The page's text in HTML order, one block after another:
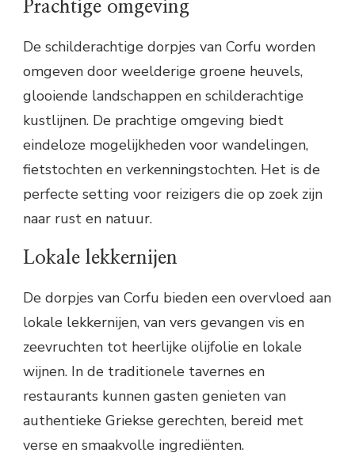
Prachtige omgeving
De schilderachtige dorpjes van Corfu worden
omgeven door weelderige groene heuvels,
glooiende landschappen en schilderachtige
kustlijnen. De prachtige omgeving biedt
eindeloze mogelijkheden voor wandelingen,
fietstochten en verkenningstochten. Het is de
perfecte setting voor reizigers die op zoek zijn
naar rust en natuur.
Lokale lekkernijen
De dorpjes van Corfu bieden een overvloed aan
lokale lekkernijen, van vers gevangen vis en
zeevruchten tot heerlijke olijfolie en lokale
wijnen. In de traditionele tavernes en
restaurants kunnen gasten genieten van
authentieke Griekse gerechten, bereid met
verse en smaakvolle ingrediënten.